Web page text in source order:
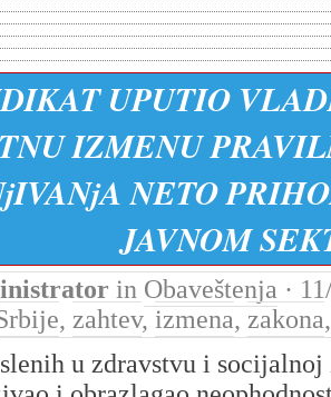
UPUTIO
IZMENU
NETO
JAVNOM
in Obaveštenja ·
, zahtev, izmena, zakona
u zdravstvu i